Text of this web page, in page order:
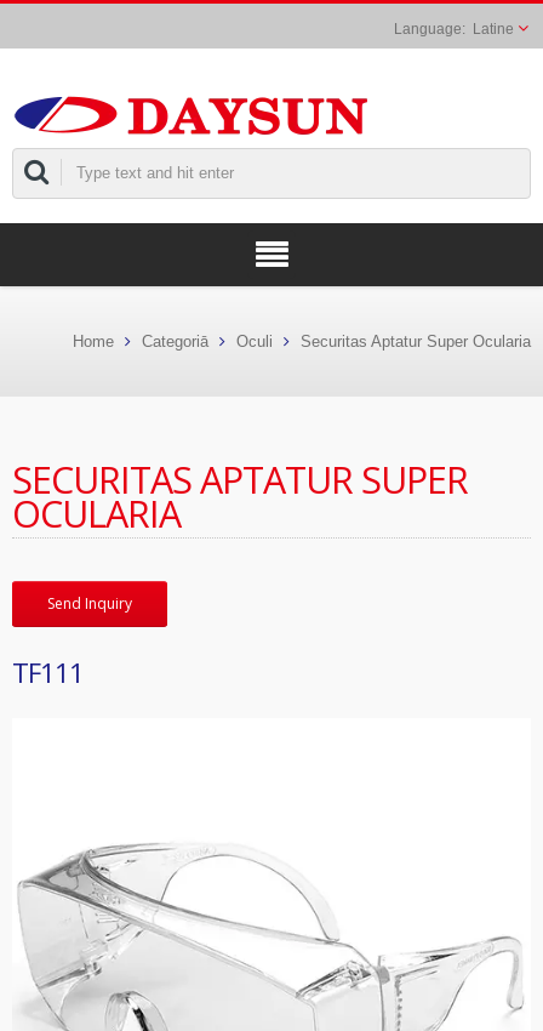
Latine
Home Categoriā Oculi Securitas Aptatur Super Ocularia
SECURITAS APTATUR SUPER
OCULARIA
Send Inquiry
TF111